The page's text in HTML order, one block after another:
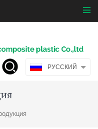
РУССКИЙ